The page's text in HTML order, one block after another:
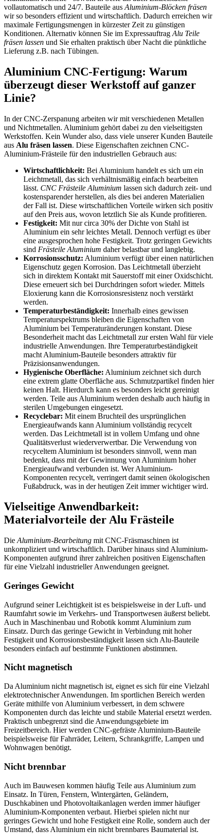
vollautomatisch und 24/7. Bauteile aus Aluminium-Blöcken fräsen
wir so besonders effizient und wirtschaftlich. Dadurch erreichen wir
maximale Fertigungsmengen in kürzester Zeit zu günstigen
Konditionen. Alternativ können Sie im Expressauftrag Alu Teile
fräsen lassen und Sie erhalten praktisch über Nacht die pünktliche
Lieferung z.B. nach Tübingen.
Aluminium CNC-Fertigung: Warum
überzeugt dieser Werkstoff auf ganzer
Linie?
In der CNC-Zerspanung arbeiten wir mit verschiedenen Metallen
und Nichtmetallen. Aluminium gehört dabei zu den vielseitigsten
Werkstoffen. Kein Wunder also, dass viele unserer Kunden Bauteile
aus Alu fräsen lassen. Diese Eigenschaften zeichnen CNC-
Aluminium-Frästeile für den industriellen Gebrauch aus:
Wirtschaftlichkeit: Bei Aluminium handelt es sich um ein
Leichtmetall, das sich verhältnismäßig einfach bearbeiten
lässt. CNC Frästeile Aluminium lassen sich dadurch zeit- und
kostensparender herstellen, als dies bei anderen Materialien
der Fall ist. Diese wirtschaftlichen Vorteile wirken sich positiv
auf den Preis aus, wovon letztlich Sie als Kunde profitieren.
Festigkeit: Mit nur circa 30% der Dichte von Stahl ist
Aluminium ein sehr leichtes Metall. Dennoch verfügt es über
eine ausgesprochen hohe Festigkeit. Trotz geringen Gewichts
sind Frästeile Aluminium daher belastbar und langlebig.
Korrosionsschutz: Aluminium verfügt über einen natürlichen
Eigenschutz gegen Korrosion. Das Leichtmetall überzieht
sich in direktem Kontakt mit Sauerstoff mit einer Oxidschicht.
Diese erneuert sich bei Durchdringen sofort wieder. Mittels
Eloxierung kann die Korrosionsresistenz noch verstärkt
werden.
Temperaturbeständigkeit: Innerhalb eines gewissen
Temperaturspektrums bleiben die Eigenschaften von
Aluminium bei Temperaturänderungen konstant. Diese
Besonderheit macht das Leichtmetall zur ersten Wahl für viele
industrielle Anwendungen. Ihre Temperaturbeständigkeit
macht Aluminium-Bauteile besonders attraktiv für
Präzisionsanwendungen.
Hygienische Oberfläche: Aluminium zeichnet sich durch
eine extrem glatte Oberfläche aus. Schmutzpartikel finden hier
keinen Halt. Hierdurch kann es besonders leicht gereinigt
werden. Teile aus Aluminium werden deshalb auch häufig in
sterilen Umgebungen eingesetzt.
Recyclebar: Mit einem Bruchteil des ursprünglichen
Energieaufwands kann Aluminium vollständig recycelt
werden. Das Leichtmetall ist in vollem Umfang und ohne
Qualitätsverlust wiederverwertbar. Die Verwendung von
recyceltem Aluminium ist besonders sinnvoll, wenn man
bedenkt, dass mit der Gewinnung von Aluminium hoher
Energieaufwand verbunden ist. Wer Aluminium-
Komponenten recycelt, verringert damit seinen ökologischen
Fußabdruck, was in der heutigen Zeit immer wichtiger wird.
Vielseitige Anwendbarkeit:
Materialvorteile der Alu Frästeile
Die Aluminium-Bearbeitung mit CNC-Fräsmaschinen ist
unkompliziert und wirtschaftlich. Darüber hinaus sind Aluminium-
Komponenten aufgrund ihrer zahlreichen positiven Eigenschaften
für eine Vielzahl industrieller Anwendungen geeignet.
Geringes Gewicht
Aufgrund seiner Leichtigkeit ist es beispielsweise in der Luft- und
Raumfahrt sowie im Verkehrs- und Transportwesen äußerst beliebt.
Auch in Maschinenbau und Robotik kommt Aluminium zum
Einsatz. Durch das geringe Gewicht in Verbindung mit hoher
Festigkeit und Korrosionsbeständigkeit lassen sich Alu-Bauteile
besonders einfach auf bestimmte Funktionen abstimmen.
Nicht magnetisch
Da Aluminium nicht magnetisch ist, eignet es sich für eine Vielzahl
elektrotechnischer Anwendungen. Im sportlichen Bereich werden
Geräte mithilfe von Aluminium verbessert, in dem schwere
Komponenten durch das leichte und stabile Material ersetzt werden.
Praktisch unbegrenzt sind die Anwendungsgebiete im
Freizeitbereich. Hier werden CNC-gefräste Aluminium-Bauteile
beispielsweise für Fahrräder, Leitern, Schrankgriffe, Lampen und
Wohnwagen benötigt.
Nicht brennbar
Auch im Bauwesen kommen häufig Teile aus Aluminium zum
Einsatz. In Türen, Fenstern, Wintergärten, Geländern,
Duschkabinen und Photovoltaikanlagen werden immer häufiger
Aluminium-Komponenten verbaut. Hierbei spielen nicht nur
geringes Gewicht und hohe Festigkeit eine Rolle, sondern auch der
Umstand, dass Aluminium ein nicht brennbares Baumaterial ist.